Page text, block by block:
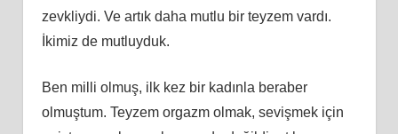
zevkliydi. Ve artık daha mutlu bir teyzem vardı.
İkimiz de mutluyduk.
Ben milli olmuş, ilk kez bir kadınla beraber
olmuştum. Teyzem orgazm olmak, sevişmek için